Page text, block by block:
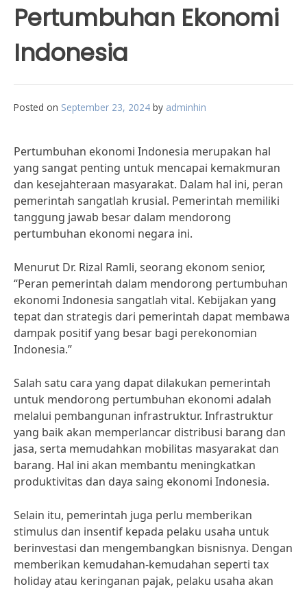
Pertumbuhan Ekonomi
Indonesia
Posted on September 23, 2024 by adminhin
Pertumbuhan ekonomi Indonesia merupakan hal
yang sangat penting untuk mencapai kemakmuran
dan kesejahteraan masyarakat. Dalam hal ini, peran
pemerintah sangatlah krusial. Pemerintah memiliki
tanggung jawab besar dalam mendorong
pertumbuhan ekonomi negara ini.
Menurut Dr. Rizal Ramli, seorang ekonom senior,
“Peran pemerintah dalam mendorong pertumbuhan
ekonomi Indonesia sangatlah vital. Kebijakan yang
tepat dan strategis dari pemerintah dapat membawa
dampak positif yang besar bagi perekonomian
Indonesia.”
Salah satu cara yang dapat dilakukan pemerintah
untuk mendorong pertumbuhan ekonomi adalah
melalui pembangunan infrastruktur. Infrastruktur
yang baik akan memperlancar distribusi barang dan
jasa, serta memudahkan mobilitas masyarakat dan
barang. Hal ini akan membantu meningkatkan
produktivitas dan daya saing ekonomi Indonesia.
Selain itu, pemerintah juga perlu memberikan
stimulus dan insentif kepada pelaku usaha untuk
berinvestasi dan mengembangkan bisnisnya. Dengan
memberikan kemudahan-kemudahan seperti tax
holiday atau keringanan pajak, pelaku usaha akan